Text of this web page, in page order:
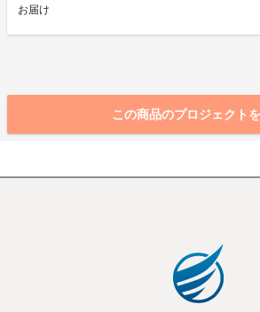
お届け
この商品のプロジェクト